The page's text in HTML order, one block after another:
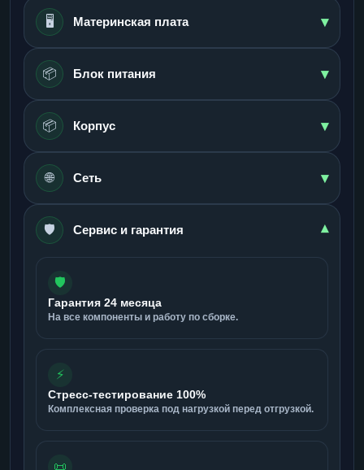
🖥️ Материнская плата ▾
📦 Блок питания ▾
📦 Корпус ▾
🌐 Сеть ▾
🛡️ Сервис и гарантия ▾
🛡️
Гарантия 24 месяца
На все компоненты и работу по сборке.
⚡
Стресс-тестирование 100%
Комплексная проверка под нагрузкой перед отгрузкой.
📜